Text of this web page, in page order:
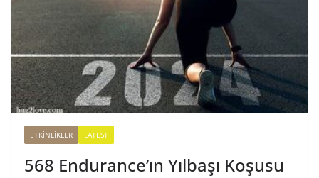
ETKINLIKLER LATEST
568 Endurance’ın Yılbaşı Koşusu